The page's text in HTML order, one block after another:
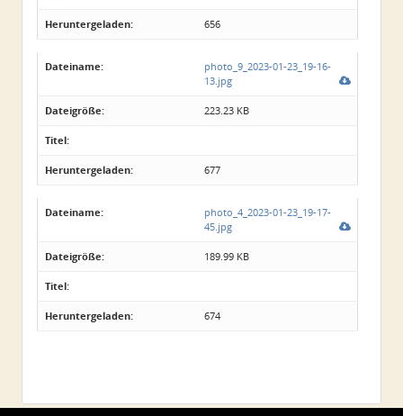
Heruntergeladen: 656
Dateiname:
photo_9_2023-01-23_19-16-
13.jpg
Dateigröße: 223.23 KB
Titel:
Heruntergeladen: 677
Dateiname:
photo_4_2023-01-23_19-17-
45.jpg
Dateigröße: 189.99 KB
Titel:
Heruntergeladen: 674